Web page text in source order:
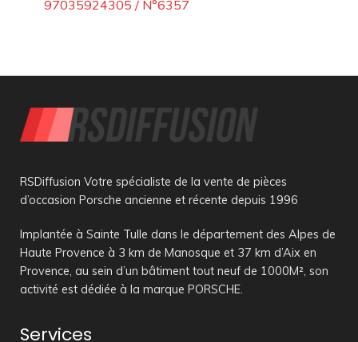
97035924305 / N°6357
RSDiffusion Votre spécialiste de la vente de pièces
d’occasion Porsche ancienne et récente depuis 1996
Implantée à Sainte Tulle dans le département des Alpes de
Haute Provence à 3 km de Manosque et 37 km d’Aix en
Provence, au sein d’un bâtiment tout neuf de 1000M², son
activité est dédiée à la marque PORSCHE.
Services